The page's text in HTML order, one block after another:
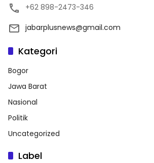
+62 898-2473-346
jabarplusnews@gmail.com
Kategori
Bogor
Jawa Barat
Nasional
Politik
Uncategorized
Label